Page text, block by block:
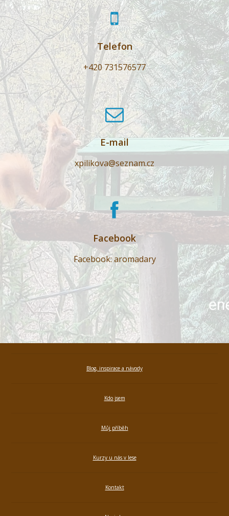
Telefon
+420 731576577
E-mail
xpilikova@seznam.cz
Facebook
Facebook: aromadary
Blog, inspirace a návody
Kdo jsem
Můj příběh
Kurzy u nás v lese
Kontakt